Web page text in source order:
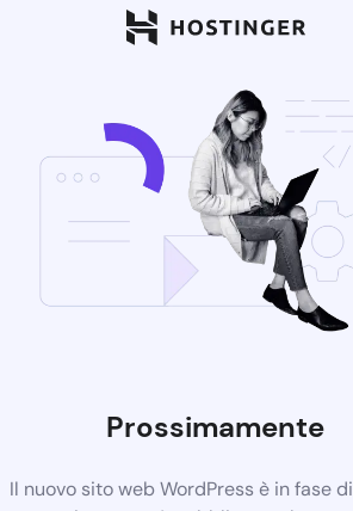
Prossimamente
Il nuovo sito web WordPress è in fase di